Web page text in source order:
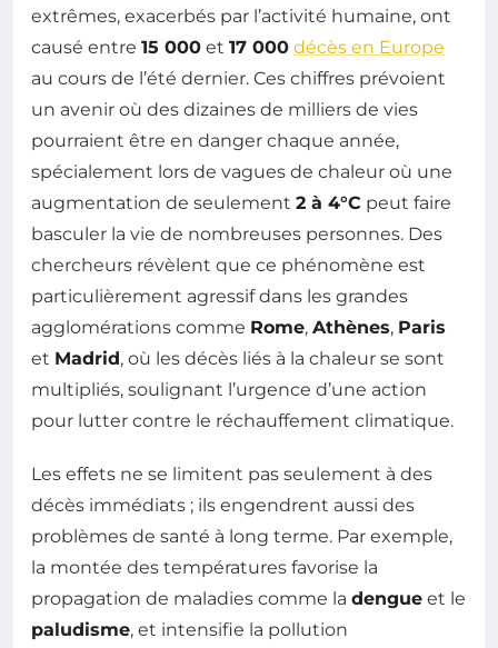
extrêmes, exacerbés par l’activité humaine, ont
causé entre 15 000 et 17 000 décès en Europe
au cours de l’été dernier. Ces chiffres prévoient
un avenir où des dizaines de milliers de vies
pourraient être en danger chaque année,
spécialement lors de vagues de chaleur où une
augmentation de seulement 2 à 4°C peut faire
basculer la vie de nombreuses personnes. Des
chercheurs révèlent que ce phénomène est
particulièrement agressif dans les grandes
agglomérations comme Rome, Athènes, Paris
et Madrid, où les décès liés à la chaleur se sont
multipliés, soulignant l’urgence d’une action
pour lutter contre le réchauffement climatique.
Les effets ne se limitent pas seulement à des
décès immédiats ; ils engendrent aussi des
problèmes de santé à long terme. Par exemple,
la montée des températures favorise la
propagation de maladies comme la dengue et le
paludisme, et intensifie la pollution